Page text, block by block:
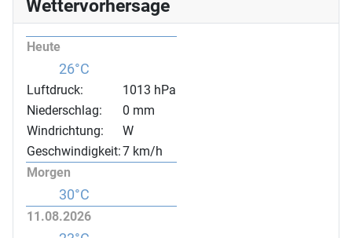
Wettervorhersage
Heute
26°C
Luftdruck:
1013 hPa
Niederschlag:
0 mm
Windrichtung:
W
Geschwindigkeit:7 km/h
Morgen
30°C
11.08.2026